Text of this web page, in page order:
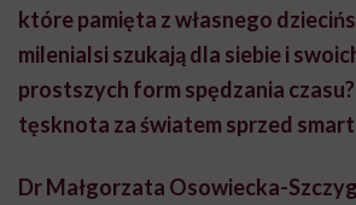
które pamięta z własnego
milenialsi szukają dla siebie i
prostszych form spędzania
tęsknota za światem sprzed
Dr Małgorzata Osowiecka-